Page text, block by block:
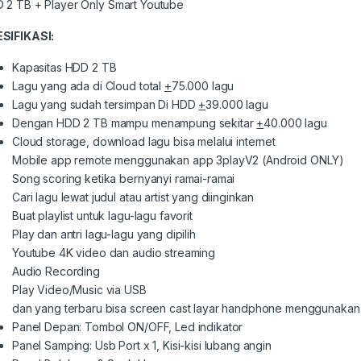
2 TB + Player Only Smart Youtube
Kapasitas HDD 2 TB
Lagu yang ada di Cloud total +75.000 lagu
Lagu yang sudah tersimpan Di HDD +39.000 lagu
Dengan HDD 2 TB mampu menampung sekitar +40.000 lagu
Cloud storage, download lagu bisa melalui internet
Mobile app remote menggunakan app 3playV2 (Android ONLY)
Song scoring ketika bernyanyi ramai-ramai
Cari lagu lewat judul atau artist yang diinginkan
Buat playlist untuk lagu-lagu favorit
Play dan antri lagu-lagu yang dipilih
Youtube 4K video dan audio streaming
Audio Recording
Play Video/Music via USB
dan yang terbaru bisa screen cast layar handphone menggunakan
Panel Depan: Tombol ON/OFF, Led indikator
Panel Samping: Usb Port x 1, Kisi-kisi lubang angin